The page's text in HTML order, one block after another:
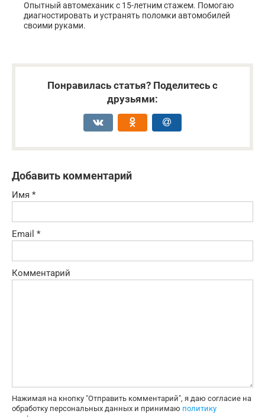
Опытный автомеханик с 15-летним стажем. Помогаю
диагностировать и устранять поломки автомобилей
своими руками.
Понравилась статья? Поделитесь с
друзьями:
Добавить комментарий
Имя *
Email *
Комментарий
Нажимая на кнопку "Отправить комментарий", я даю согласие на
обработку персональных данных и принимаю политику